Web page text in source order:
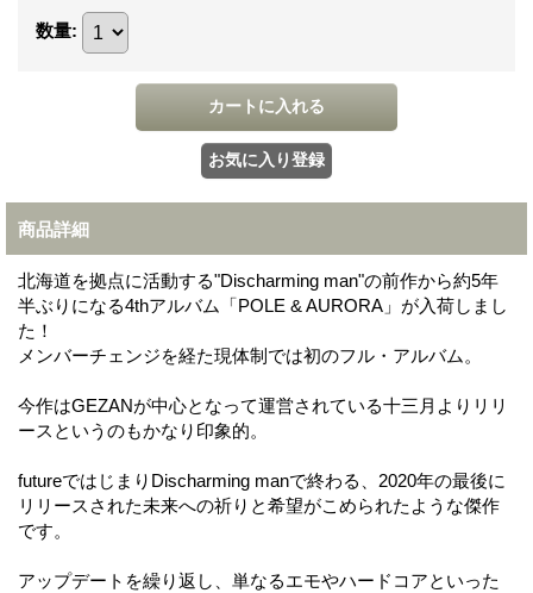
数量:
商品詳細
北海道を拠点に活動する"Discharming man"の前作から約5年
半ぶりになる4thアルバム「POLE & AURORA」が入荷しまし
た！
メンバーチェンジを経た現体制では初のフル・アルバム。
今作はGEZANが中心となって運営されている十三月よりリリ
ースというのもかなり印象的。
futureではじまりDischarming manで終わる、2020年の最後に
リリースされた未来への祈りと希望がこめられたような傑作
です。
アップデートを繰り返し、単なるエモやハードコアといった